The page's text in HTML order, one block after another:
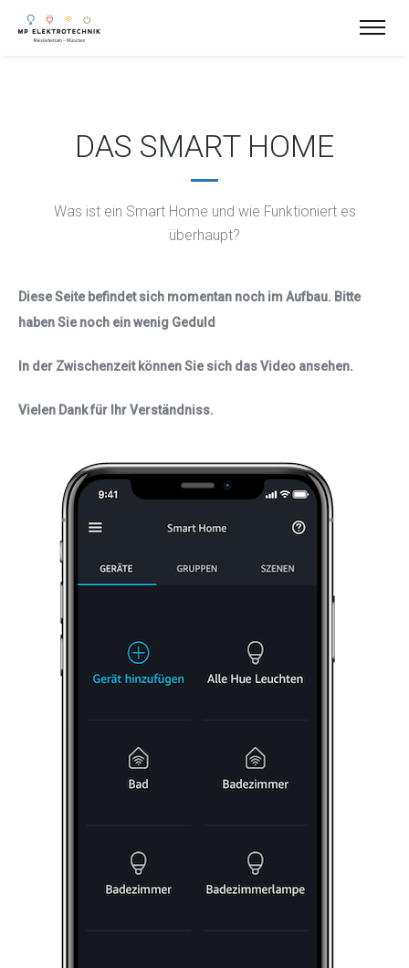
DAS SMART HOME
Was ist ein Smart Home und wie Funktioniert es
überhaupt?
Diese Seite befindet sich momentan noch im Aufbau. Bitte
haben Sie noch ein wenig Geduld
In der Zwischenzeit können Sie sich das Video ansehen.
Vielen Dank für Ihr Verständniss.